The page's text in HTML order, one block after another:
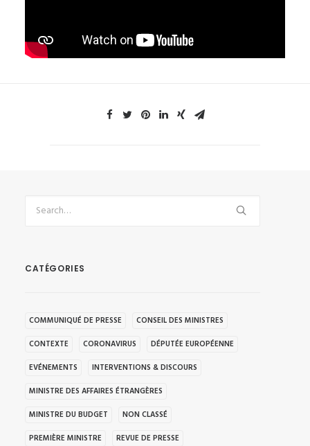
CATÉGORIES
COMMUNIQUÉ DE PRESSE
CONSEIL DES MINISTRES
CONTEXTE
CORONAVIRUS
DÉPUTÉE EUROPÉENNE
EVÉNEMENTS
INTERVENTIONS & DISCOURS
MINISTRE DES AFFAIRES ÉTRANGÈRES
MINISTRE DU BUDGET
NON CLASSÉ
PREMIÈRE MINISTRE
REVUE DE PRESSE